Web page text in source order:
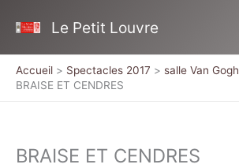
Le Petit Louvre
Accueil Spectacles 2017
salle Van Gogh
BRAISE ET CENDRES
BRAISE ET CENDRES